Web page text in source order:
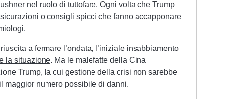
nel ruolo di tuttofare. Ogni volta che Trump
o consigli spicci che fanno accapponare
a fermare l’ondata, l’iniziale insabbiamento
la situazione. Ma le malefatte della Cina
Trump, la cui gestione della crisi non sarebbe
maggior numero possibile di danni.